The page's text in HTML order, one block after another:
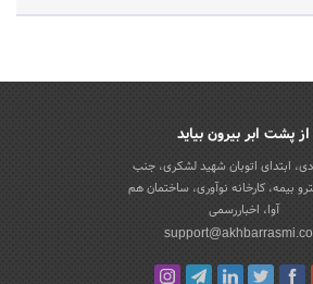
از پشت ابر بیرون بیاید
ابتدای اتوبان شهید لشکری، جنب
بیمه، کارخانه نوآوری، ساختمان هم
آوا، اخباررسمی